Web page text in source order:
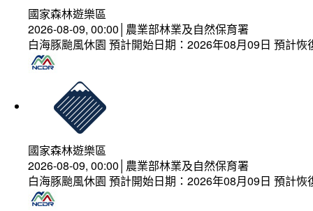
國家森林遊樂區
2026-08-09, 00:00│農業部林業及自然保育署
白海豚颱風休園 預計開始日期：2026年08月09日 預計
國家森林遊樂區
2026-08-09, 00:00│農業部林業及自然保育署
白海豚颱風休園 預計開始日期：2026年08月09日 預計